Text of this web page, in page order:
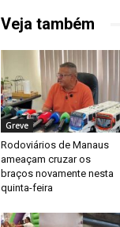
Veja também
Greve
Rodoviários de Manaus
ameaçam cruzar os
braços novamente nesta
quinta-feira